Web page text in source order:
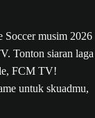
Soccer musim 2026
Tonton siaran laga
FCM TV!
untuk skuadmu,